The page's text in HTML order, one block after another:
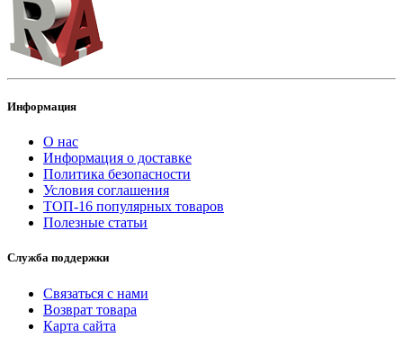
Информация
О нас
Информация о доставке
Политика безопасности
Условия соглашения
ТОП-16 популярных товаров
Полезные статьи
Служба поддержки
Связаться с нами
Возврат товара
Карта сайта